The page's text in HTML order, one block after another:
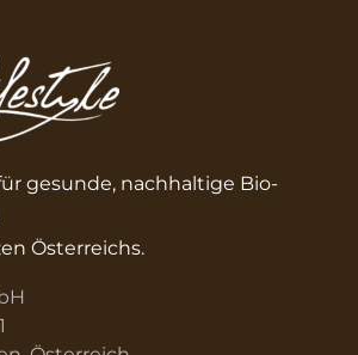
gesunde, nachhaltige Bio-
Österreichs.